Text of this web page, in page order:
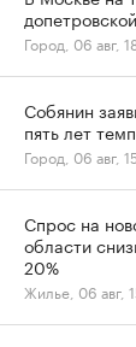
Город, 06 авг,
Собянин
пять лет
Город, 06 авг,
Спрос на
области
20%
Жилье, 06 авг,